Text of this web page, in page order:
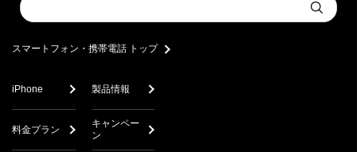
a
Submit
スマートフォン・携帯電話 トップ
iPhone 製品情報
料金プラン
キャンペー
ン